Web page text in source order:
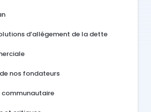
d’allégement de la dette
nos fondateurs​​
communautaire